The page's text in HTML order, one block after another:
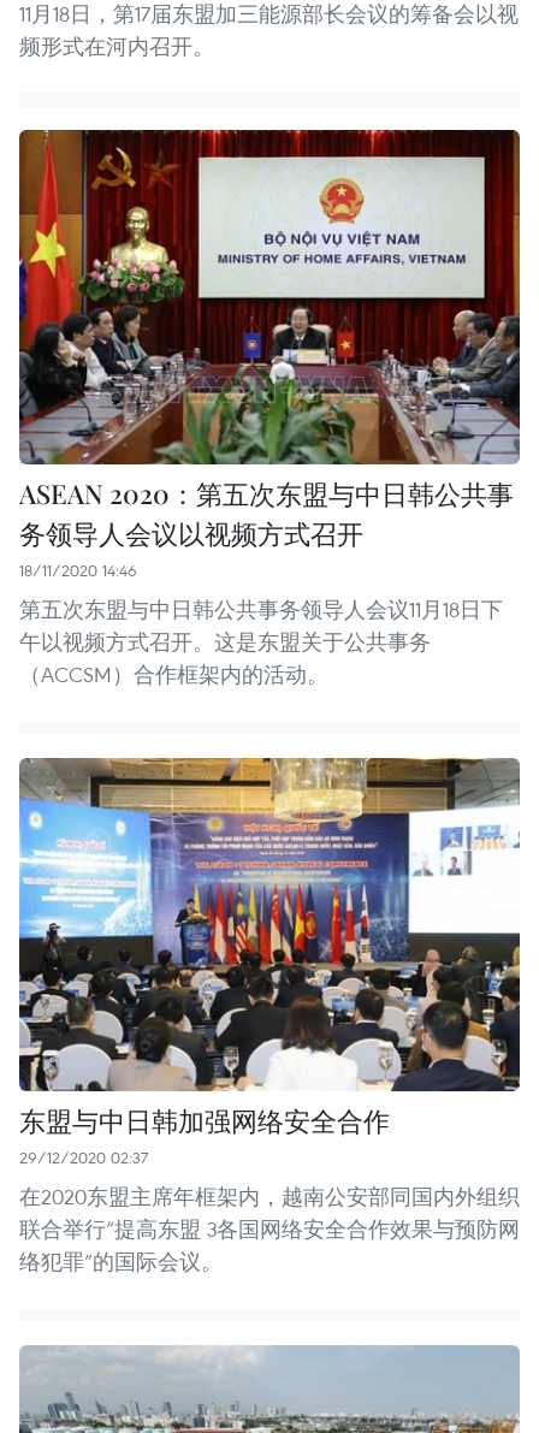
11月18日，第17届东盟加三能源部长会议的筹备会以视
频形式在河内召开。
ASEAN 2020：第五次东盟与中日韩公共事
务领导人会议以视频方式召开
18/11/2020 14:46
第五次东盟与中日韩公共事务领导人会议11月18日下
午以视频方式召开。这是东盟关于公共事务
（ACCSM）合作框架内的活动。
东盟与中日韩加强网络安全合作
29/12/2020 02:37
在2020东盟主席年框架内，越南公安部同国内外组织
联合举行“提高东盟 3各国网络安全合作效果与预防网
络犯罪”的国际会议。